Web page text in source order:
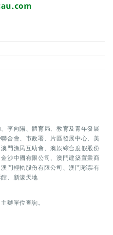
李向陽、體育局、教育及青年發展
合會、市政署、片區發展中心、美
門漁民互助會、澳娛綜合度假股份
沙中國有限公司、澳門建築置業商
門輕軌股份有限公司、澳門彩票有
、新濠天地
辦單位查詢。